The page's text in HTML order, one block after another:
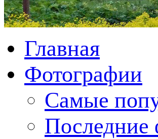
Главная
Фотографии
Cамые
Последние